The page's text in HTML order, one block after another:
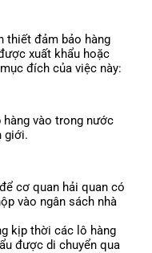
thiết đảm bảo hàng
xuất khẩu hoặc
đích của việc này:
vào trong nước
giới.
cơ quan hải quan có
vào ngân sách nhà
kịp thời các lô hàng
được di chuyển qua